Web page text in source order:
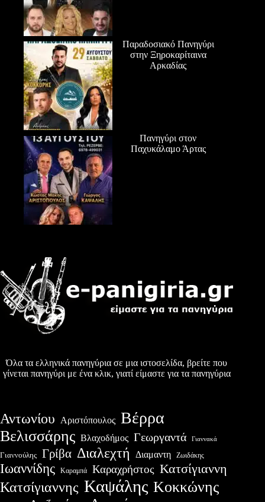
Παραδοσιακό Πανηγύρι
στην Ξηροκαρίταινα
Αρκαδίας
Πανηγύρι στον
Παχυκάλαμο Άρτας
Όλα τα ελληνικά πανηγύρια σε μια ιστοσελίδα, βρείτε που
γίνεται πανηγύρι με ένα κλικ, γιατί είμαστε για τα πανηγύρια
Αντωνίου Αριστόπουλος Βέρρα
Βελισσάρης Βλαχοδήμος Γεωργαντά Γιαννακά
Γιαννούλης Γρίβα Διαλεχτή Διαμαντη Ζωιδάκης
Ιωαννίδης Καραμπά Καραχρήστος Κατσίγιαννη
Κατσίγιαννης Καψάλης Κοκκώνης